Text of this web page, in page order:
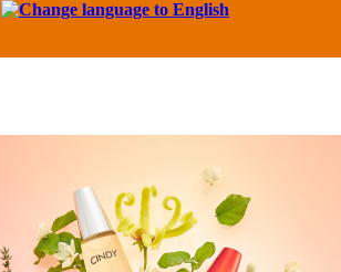
Miss Vietnam